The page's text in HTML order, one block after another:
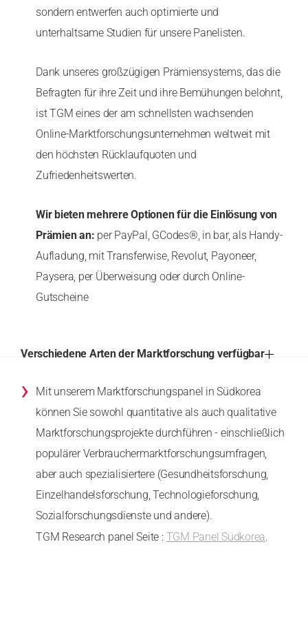
sondern entwerfen auch optimierte und
unterhaltsame Studien für unsere Panelisten.
Dank unseres großzügigen Prämiensystems, das die
Befragten für ihre Zeit und ihre Bemühungen belohnt,
ist TGM eines der am schnellsten wachsenden
Online-Marktforschungsunternehmen weltweit mit
den höchsten Rücklaufquoten und
Zufriedenheitswerten.
Wir bieten mehrere Optionen für die Einlösung von
Prämien an: per PayPal, GCodes®, in bar, als Handy-
Aufladung, mit Transferwise, Revolut, Payoneer,
Paysera, per Überweisung oder durch Online-
Gutscheine
Verschiedene Arten der Marktforschung verfügbar
›
Mit unserem Marktforschungspanel in Südkorea
können Sie sowohl quantitative als auch qualitative
Marktforschungsprojekte durchführen - einschließlich
populärer Verbrauchermarktforschungsumfragen,
aber auch spezialisiertere (Gesundheitsforschung,
Einzelhandelsforschung, Technologieforschung,
Sozialforschungsdienste und andere).
TGM Research panel Seite : TGM Panel Südkorea.